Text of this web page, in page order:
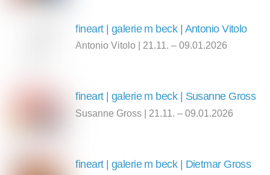
fineart | galerie m beck | Antonio Vitolo
Antonio Vitolo | 21.11. – 09.01.2026
fineart | galerie m beck | Susanne Gross
Susanne Gross | 21.11. – 09.01.2026
fineart | galerie m beck | Dietmar Gross